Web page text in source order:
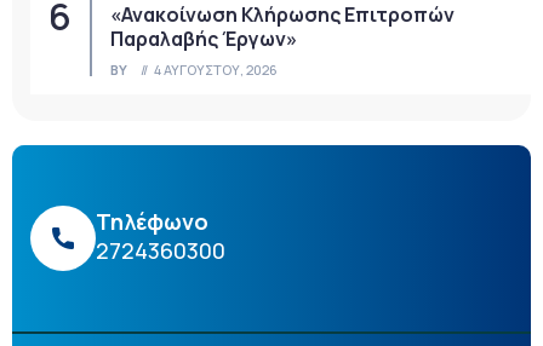
«Ανακοίνωση Κλήρωσης Επιτροπών
Παραλαβής Έργων»
BY 4 ΑΥΓΟΎΣΤΟΥ, 2026
Τηλέφωνο
2724360300